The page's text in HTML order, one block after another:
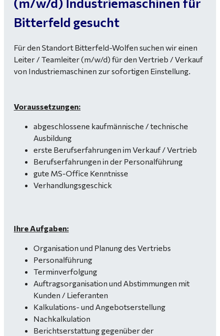
Bitterfeld gesucht
Für den Standort Bitterfeld-Wolfen suchen wir einen
Leiter / Teamleiter (m/w/d) für den Vertrieb / Verkauf
von Industriemaschinen zur sofortigen Einstellung.
Voraussetzungen:
abgeschlossene kaufmännische / technische
Ausbildung
erste Berufserfahrungen im Verkauf / Vertrieb
Berufserfahrungen in der Personalführung
gute MS-Office Kenntnisse
Verhandlungsgeschick
Ihre Aufgaben:
Organisation und Planung des Vertriebs
Personalführung
Terminverfolgung
Auftragsorganisation und Abstimmungen mit
Kunden / Lieferanten
Kalkulations- und Angebotserstellung
Nachkalkulation
Berichtserstattung gegenüber der